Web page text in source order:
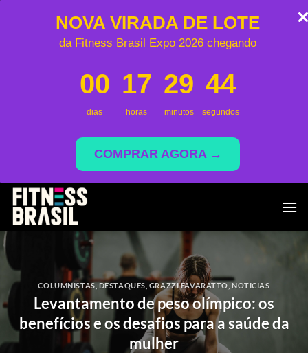
NOVA VIRADA DE LOTE
da Fitness Brasil Expo 2026 chegando
00
dias
17
horas
29
minutos
44
segundos
COMPRAR AGORA →
Saltar
contenido
COLUMNISTAS DESTAQUES GRAZZI FAVARATTO ,NOTICIAS
Levantamento de peso olímpico: os
benefícios e os desafios para a saúde da
mulher